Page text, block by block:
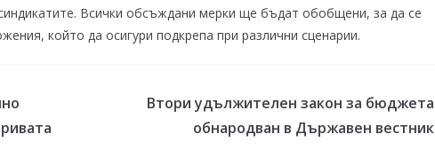
Всички обсъждани мерки ще бъдат обобщени, за да се
който да осигури подкрепа при различни сценарии.
Втори удължителен закон за бюджета
обнародван в Държавен вестник